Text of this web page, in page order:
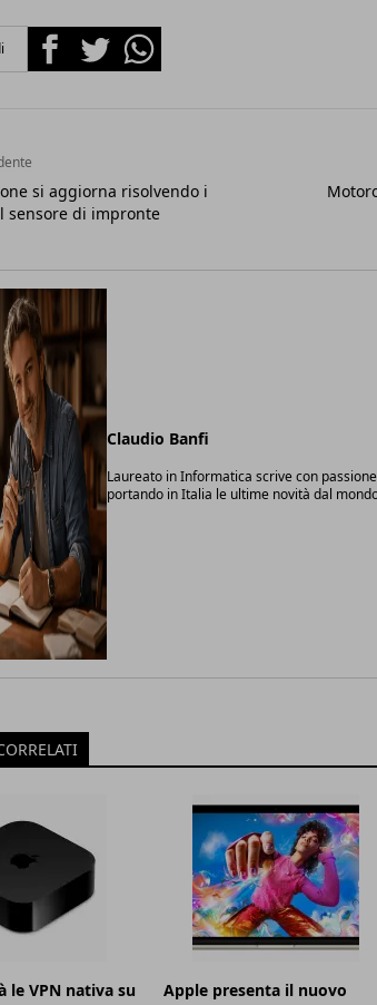
FacebookTwitterWhatsapp
si aggiorna risolvendo i
sensore di impronte
Claudio Banfi
Laureato in Informatica scrive con
portando in Italia le ultime novità dal
le VPN nativa su
Apple presenta il nuovo